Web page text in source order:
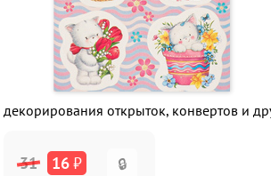
декорирования открыток, конвертов и
31 16₽ 🔒